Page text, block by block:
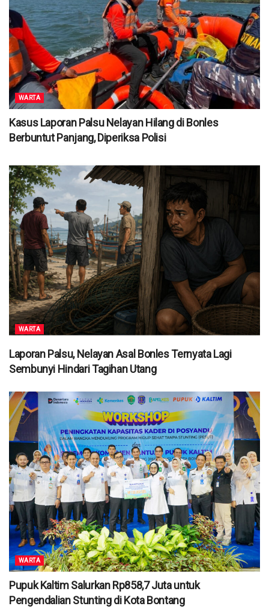
WARTA
Kasus Laporan Palsu Nelayan Hilang di Bonles
Berbuntut Panjang, Diperiksa Polisi
WARTA
Laporan Palsu, Nelayan Asal Bonles Ternyata Lagi
Sembunyi Hindari Tagihan Utang
WARTA
Pupuk Kaltim Salurkan Rp858,7 Juta untuk
Pengendalian Stunting di Kota Bontang